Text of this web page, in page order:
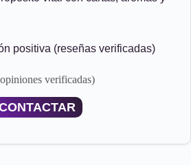
positiva (reseñas verificadas)
verificadas)